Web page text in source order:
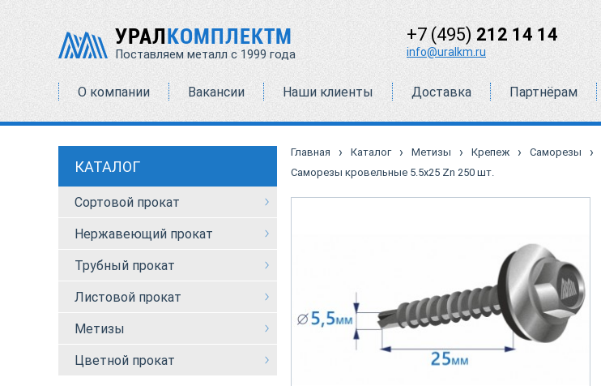
УРАЛКОМПЛЕКТМ
Поставляем металл с 1999 года
+7 (495) 212 14 14
info@uralkm.ru
О компании Вакансии Наши клиенты Доставка Партнёрам
КАТАЛОГ
Сортовой прокат
Нержавеющий прокат
Трубный прокат
Листовой прокат
Метизы
Цветной прокат
Главная › Каталог › Метизы › Крепеж › Саморезы ›
Саморезы кровельные 5.5х25 Zn 250 шт.